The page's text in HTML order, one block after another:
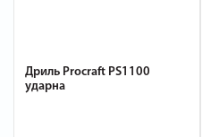
Дриль Procraft PS1100
ударна